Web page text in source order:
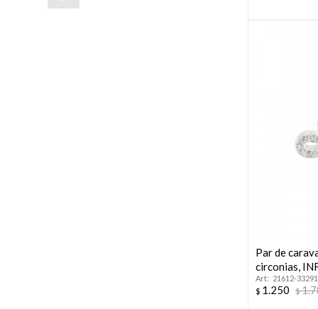
Par de
circonias,
21612-
$ 1.250 $